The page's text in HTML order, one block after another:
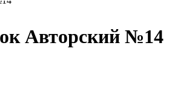
Авторский №14